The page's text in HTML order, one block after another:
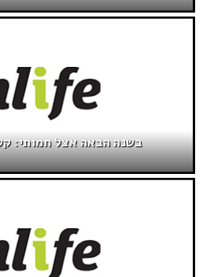
בשנה הבאה אצל חמותי: